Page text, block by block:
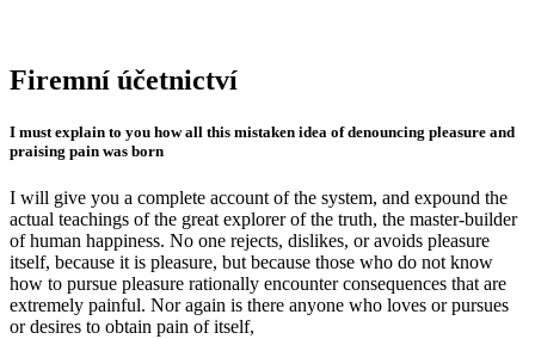
Firemní účetnictví
I must explain to you how all this mistaken idea of denouncing pleasure and
praising pain was born
I will give you a complete account of the system, and expound the
actual teachings of the great explorer of the truth, the master-builder
of human happiness. No one rejects, dislikes, or avoids pleasure
itself, because it is pleasure, but because those who do not know
how to pursue pleasure rationally encounter consequences that are
extremely painful. Nor again is there anyone who loves or pursues
or desires to obtain pain of itself,